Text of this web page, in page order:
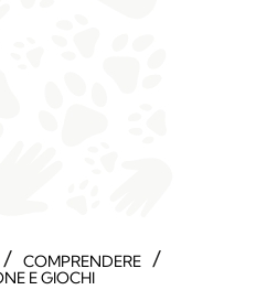
/ COMPRENDERE /
E GIOCHI